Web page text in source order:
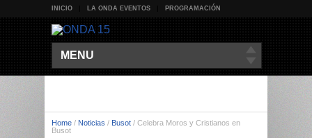
INICIO LA ONDA EVENTOS PROGRAMACIÓN
MENU
Home / Noticias / Busot / Celebra Moros y Cristianos en
Busot